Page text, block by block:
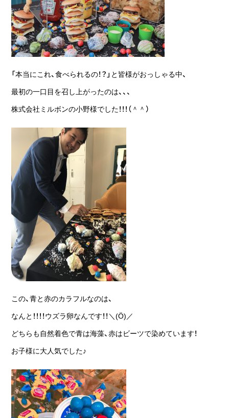
「本当にこれ、食べられるの！？」と皆様がおっしゃる中、
最初の一口目を召し上がったのは、、、
株式会社ミルボンの小野様でした！！！（＾＾）
この、青と赤のカラフルなのは、
なんと！！！！ウズラ卵なんです！！＼(Ö)／
どちらも自然着色で青は海藻、赤はビーツで染めています！
お子様に大人気でした♪